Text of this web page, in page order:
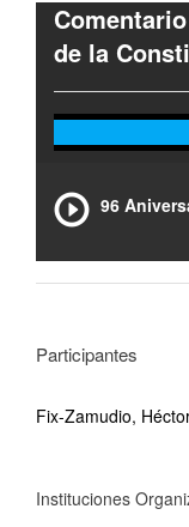
de la
96
Participantes
Fix-Zamudio,
Instituciones